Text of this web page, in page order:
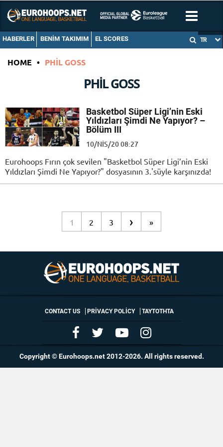
HABERLER BENIM TAKIMIM EL SCORES TR
HOME • PHIL GOSS
PHIL GOSS
Basketbol Süper Ligi’nin Eski
Yıldızları Şimdi Ne Yapıyor? –
Bölüm III
10/NIS/20 08:27
Eurohoops Fırın çok sevilen "Basketbol Süper Ligi’nin Eski
Yıldızları Şimdi Ne Yapıyor?" dosyasının 3.'süyle karşınızda!
1 2 3 › »
CONTACT US PRIVACY POLICY ΤΑΥΤΟΤΗΤΑ
Copyright © Eurohoops.net 2012-2026. All rights reserved.